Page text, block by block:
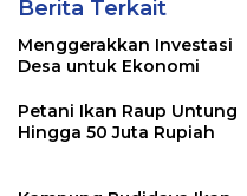
Berita Terkait
Menggerakkan Investasi
Desa untuk Ekonomi
Petani Ikan Raup Untung
Hingga 50 Juta Rupiah